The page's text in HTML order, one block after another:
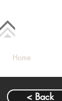
Home
< Back